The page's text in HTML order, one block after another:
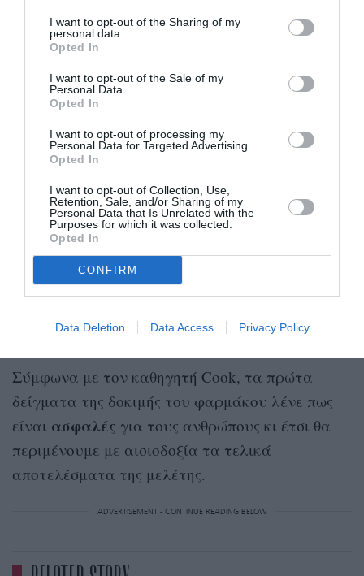
I want to opt-out of the Sharing of my
personal data.
Opted In
I want to opt-out of the Sale of my
Personal Data.
Opted In
I want to opt-out of processing my
Personal Data for Targeted Advertising.
Opted In
I want to opt-out of Collection, Use,
Retention, Sale, and/or Sharing of my
Personal Data that Is Unrelated with the
Purposes for which it was collected.
Opted In
CONFIRM
Data Deletion Data Access Privacy Policy
Ο ίδιος τόνισε ότι, αν η συγκεκριμένη μέθοδος,
που βασίζεται στον έλεγχο της πρωτεΐνης, δώσει
θετικά αποτελέσματα στους ανθρώπους, χωρίς
να εμφανιστούν παρενέργειες, τότε θα
αλλάξουν πάρα πολλά πράγματα στην
αντιμετώπιση των γηρατειών από τη σύγχρονη
Ωστόσο, η ιντερλευκίνη-11 παίζει σημαντικό
ρόλο στα πρώτα στάδια της ανάπτυξης και έτσι
θα πρέπει να βρεθεί το κατάλληλο χρονικό
σημείοστο οποίο θα χορηγηθεί στα αντικείμενα
λειτουργία της.
Σύμφωνα με τον καθηγητή Cook, τα πρώτα
δείγματα της δοκιμής του φαρμάκου λένε πως
είναι ασφαλές για τους ανθρώπους κι έτσι θα
περιμένουμε με αισιοδοξία τα τελικά
αποτελέσματα της μελέτης.
ADVERTISEMENT - CONTINUE READING BELOW